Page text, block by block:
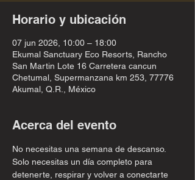
Horario y ubicación
07 jun 2026, 10:00 – 18:00
Ekumal Sanctuary Eco Resorts, Rancho
San Martin Lote 16 Carretera cancun
Chetumal, Supermanzana km 253, 77776
Akumal, Q.R., México
Acerca del evento
No necesitas una semana de descanso.
Solo necesitas un día completo para
detenerte, respirar y volver a conectarte